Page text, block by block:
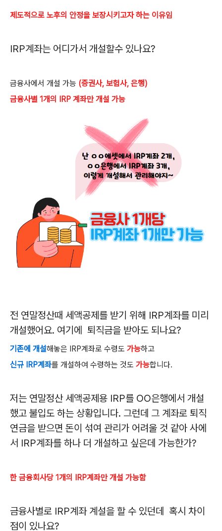
제도적으로 노후의 안정을 보장시키고자 하는 이유임
IRP계좌는 어디가서 개설할수 있나요?
금융사에서 개설 가능 (증권사, 보험사, 은행)
금융사별 1개의 IRP 계좌만 개설 가능
전 연말정산때 세액공제를 받기 위해 IRP계좌를 미리
개설했어요. 여기에 퇴직금을 받아도 되나요?
기존에 개설해놓은 IRP계좌로 수령도 가능하고
신규 IRP계좌를 개설하여 수령하는 것도 가능합니다.
저는 연말정산 세액공제용 IRP를 OO은행에서 개설
했고 불입도 하는 상황입니다. 그런데 그 계좌로 퇴직
연금을 받으면 돈이 섞여 관리가 어려울 것 같아 사에
서 IRP계좌를 하나 더 개설하고 싶은데 가능한가?
한 금융회사당 1개의 IRP계좌만 개설 가능함
금융사별로 IRP계좌 계설을 할 수 있던데 혹시 차이
점이 있나요?